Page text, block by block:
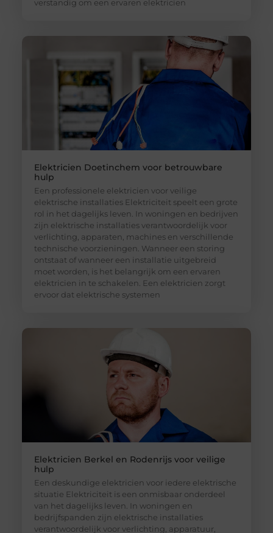
verstandig om een ervaren elektricien
Elektricien Doetinchem voor betrouwbare
hulp
Een professionele elektricien voor veilige
elektrische installaties Elektriciteit speelt een grote
rol in het dagelijks leven. In woningen en bedrijven
zijn elektrische installaties verantwoordelijk voor
verlichting, apparaten, machines en verschillende
technische voorzieningen. Wanneer een storing
ontstaat of wanneer een installatie uitgebreid
moet worden, is het belangrijk om een ervaren
elektricien in te schakelen. Een elektricien zorgt
ervoor dat elektrische systemen
Elektricien Berkel en Rodenrijs voor veilige
hulp
Een deskundige elektricien voor iedere elektrische
situatie Elektriciteit is een onmisbaar onderdeel
van het dagelijks leven. In woningen en
bedrijfspanden zijn elektrische installaties
verantwoordelijk voor verlichting, apparatuur,